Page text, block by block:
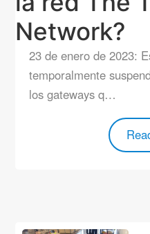
Network?
23 de enero de 2023:
temporalmente
los gateways q…